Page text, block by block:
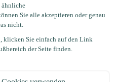
5 % Rabatt!